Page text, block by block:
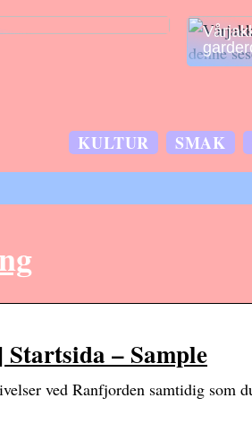
KULTUR SMAK
– Sample
ved Ranfjorden samtidig